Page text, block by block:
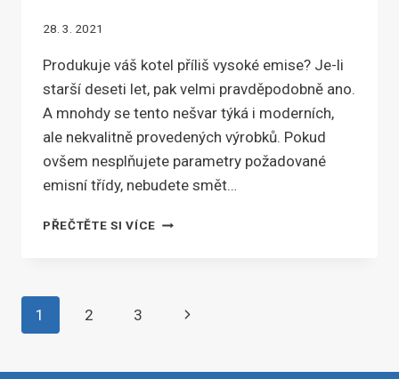
28. 3. 2021
Produkuje váš kotel příliš vysoké emise? Je-li
starší deseti let, pak velmi pravděpodobně ano.
A mnohdy se tento nešvar týká i moderních,
ale nekvalitně provedených výrobků. Pokud
ovšem nesplňujete parametry požadované
emisní třídy, nebudete smět…
PŘEČTĚTE SI VÍCEV
VYTÁPĚNÍ
KOTLECH
Navigace
1 2 3
Další